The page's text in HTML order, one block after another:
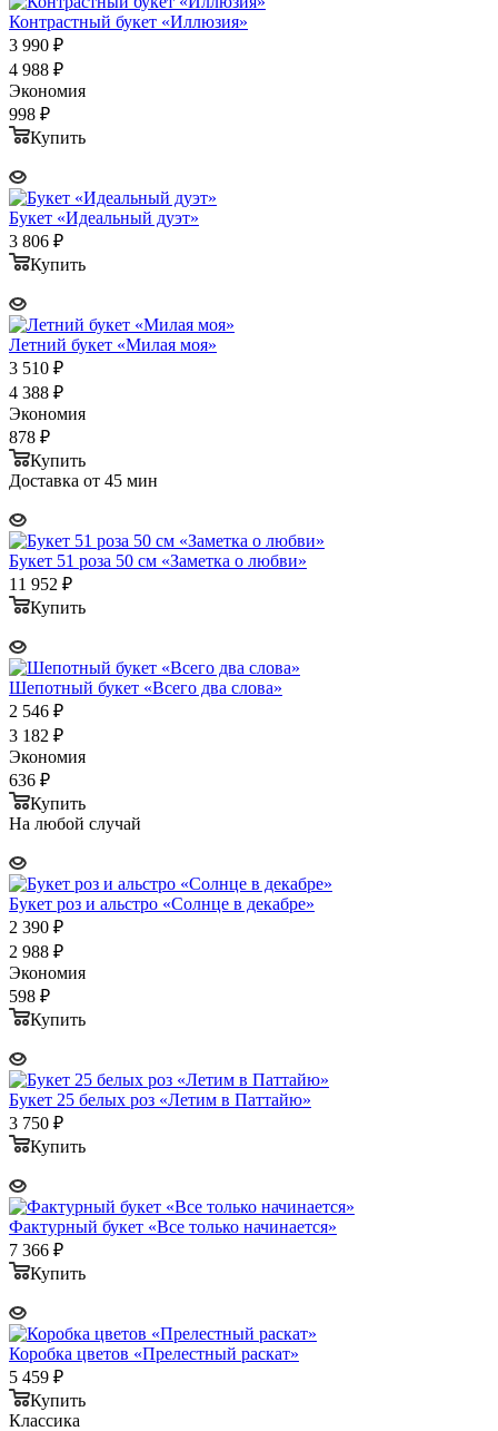
Контрастный букет «Иллюзия»
3 990 ₽
4 988 ₽
Экономия
998 ₽
Купить
Букет «Идеальный дуэт»
3 806 ₽
Купить
Летний букет «Милая моя»
3 510 ₽
4 388 ₽
Экономия
878 ₽
Купить
Доставка от 45 мин
Букет 51 роза 50 см «Заметка о любви»
11 952 ₽
Купить
Шепотный букет «Всего два слова»
2 546 ₽
3 182 ₽
Экономия
636 ₽
Купить
На любой случай
Букет роз и альстро «Солнце в декабре»
2 390 ₽
2 988 ₽
Экономия
598 ₽
Купить
Букет 25 белых роз «Летим в Паттайю»
3 750 ₽
Купить
Фактурный букет «Все только начинается»
7 366 ₽
Купить
Коробка цветов «Прелестный раскат»
5 459 ₽
Купить
Классика